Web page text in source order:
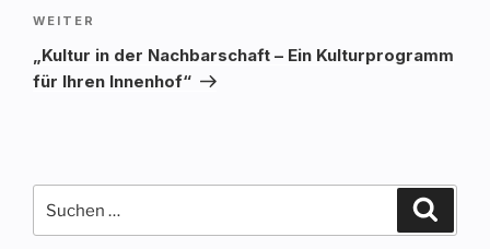
Nächster
Beitrag
WEITER
„Kultur in der Nachbarschaft – Ein Kulturprogramm
für Ihren Innenhof“
nach: